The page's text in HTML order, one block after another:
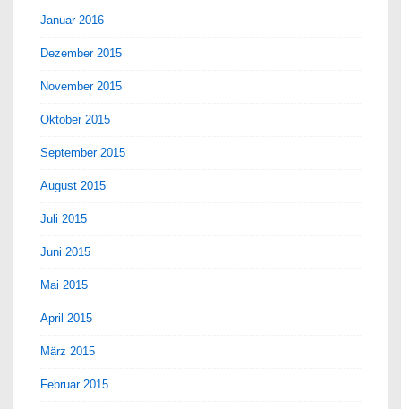
Januar 2016
Dezember 2015
November 2015
Oktober 2015
September 2015
August 2015
Juli 2015
Juni 2015
Mai 2015
April 2015
März 2015
Februar 2015